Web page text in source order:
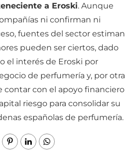
a Eroski. Aunque
ni confirman ni
fuentes del sector estiman
pueden ser ciertos, dado
el interés de Eroski por
de perfumería y, por otra
contar con el apoyo financiero
riesgo para consolidar su
españolas de perfumería.